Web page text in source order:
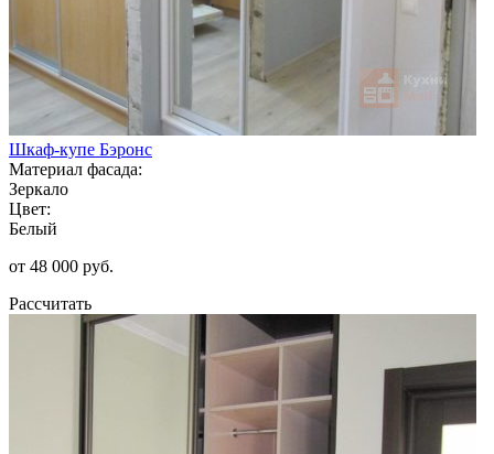
Шкаф-купе Бэронс
Материал фасада:
Зеркало
Цвет:
Белый
от 48 000 руб.
Рассчитать